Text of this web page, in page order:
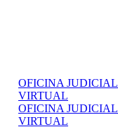
OFICINA JUDICIAL
VIRTUAL
OFICINA JUDICIAL
VIRTUAL